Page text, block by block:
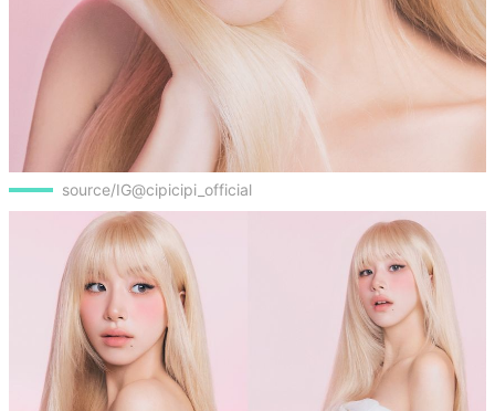
source/IG@cipicipi_official